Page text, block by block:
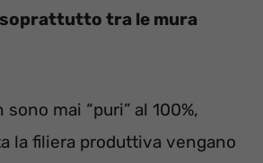
soprattutto tra le mura
mai “puri” al 100%,
la filiera produttiva vengano